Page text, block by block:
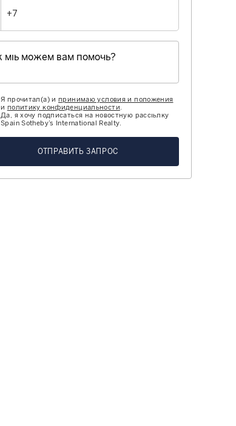
Я прочитал(а) и принимаю условия и положения
и политику конфиденциальности.
Да, я хочу подписаться на новостную рассылку
Spain Sotheby’s International Realty.
ОТПРАВИТЬ ЗАПРОС